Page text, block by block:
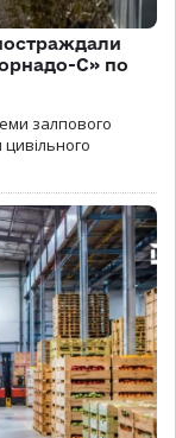
С» по
залпового